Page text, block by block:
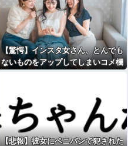
【驚愕】インスタ女さん、とんでも
ないものをアップしてしまいコメ欄
【悲報】彼女にペニバンで犯された